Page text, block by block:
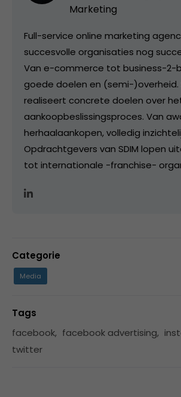
Marketing
Full-service online marketing
succesvolle organisaties nog
Van e-commerce tot business-2-
goede doelen en (semi-)overheid.
realiseert concrete doelen over
aankoopbeslissingsproces. Van
herhaalaankopen, volledig
Opdrachtgevers van SDIM lopen
tot internationale -franchise-
Categorie
Media
Tags
facebook, facebook advertising,
twitter